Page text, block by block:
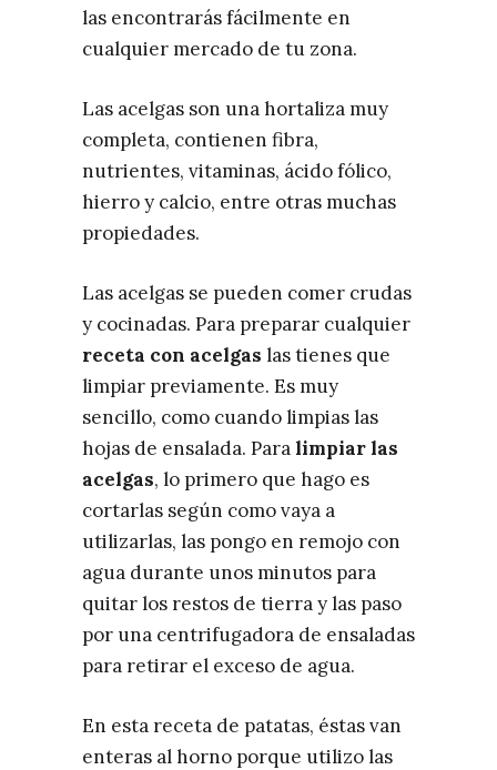
las encontrarás fácilmente en
cualquier mercado de tu zona.
Las acelgas son una hortaliza muy
completa, contienen fibra,
nutrientes, vitaminas, ácido fólico,
hierro y calcio, entre otras muchas
propiedades.
Las acelgas se pueden comer crudas
y cocinadas. Para preparar cualquier
receta con acelgas las tienes que
limpiar previamente. Es muy
sencillo, como cuando limpias las
hojas de ensalada. Paralimpiar las
acelgas, lo primero que hago es
cortarlas según como vaya a
utilizarlas, las pongo en remojo con
agua durante unos minutos para
quitar los restos de tierra y las paso
por una centrifugadora de ensaladas
para retirar el exceso de agua.
En esta receta de patatas, éstas van
enteras al horno porque utilizo las